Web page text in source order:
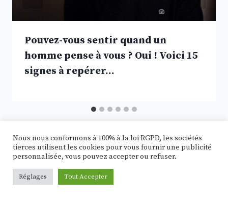
Pouvez-vous sentir quand un
homme pense à vous ? Oui ! Voici 15
signes à repérer…
Rechercher :
Nous nous conformons à 100% à la loi RGPD, les sociétés
tierces utilisent les cookies pour vous fournir une publicité
personnalisée, vous pouvez accepter ou refuser.
Réglages Tout Accepter